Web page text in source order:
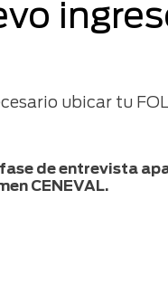
ubicar tu
de entrevista
CENEVAL.